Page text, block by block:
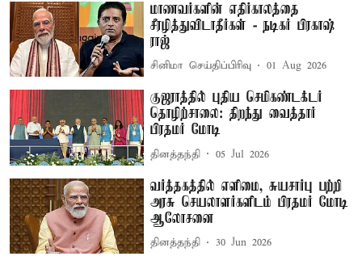
மாணவர்களின் எதிர்காலத்தை
சீரழித்துவிடாதீர்கள் - நடிகர் பிரகாஷ்
ராஜ்
சினிமா செய்திப்பிரிவு 01 Aug 2026
குஜராத்தில் புதிய செமிகண்டக்டர்
தொழிற்சாலை: திறந்து வைத்தார்
பிரதமர் மோடி
தினத்தந்தி 05 Jul 2026
வர்த்தகத்தில் எளிமை, சுயசார்பு பற்றி
அரசு செயலாளர்களிடம் பிரதமர் மோடி
ஆலோசனை
தினத்தந்தி 30 Jun 2026